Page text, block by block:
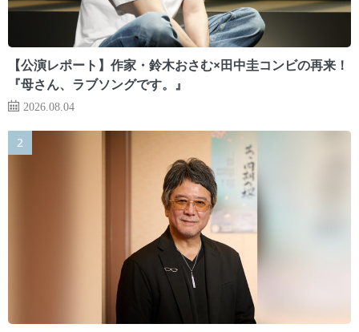
【公演レポート】作家・鈴木おさむ×田中圭コンビの再来！
『母さん、ラブソングです。』
2026.08.04